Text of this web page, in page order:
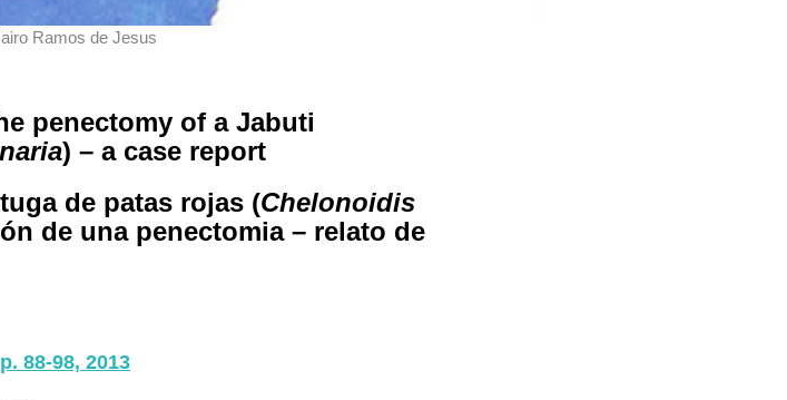
Ramos de Jesus
penectomy of a Jabuti
) – a case report
de patas rojas (Chelonoidis
de una penectomia – relato de
88-98, 2013